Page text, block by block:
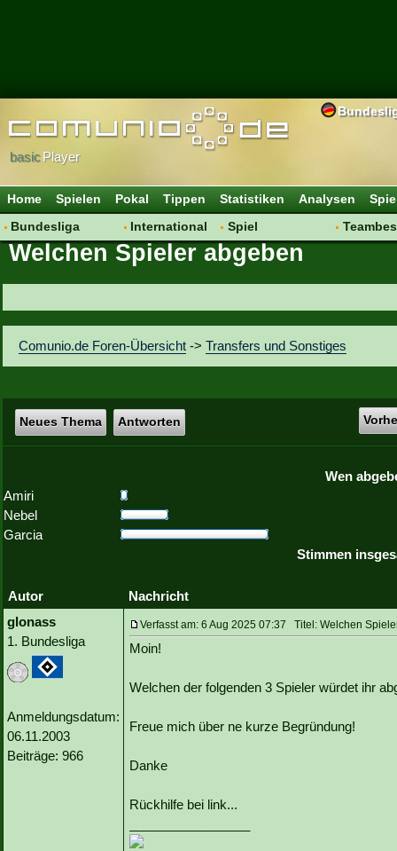
basicPlayer
Home Spielen Pokal Tippen Statistiken Analysen
Bundesliga
Hot News
Vereinsdiskussion
Vereinsfragen
International
Vereine
Spiel
Regeln & Tipps
Welchen Spieler abgeben
Comunio.de Foren-Übersicht ->Transfers und Sonstiges
Neues Thema Antworten
Wen
Amiri
Nebel
Garcia
Stimmen
Autor
Nachricht
glonass
1. Bundesliga
Anmeldungsdatum:
06.11.2003
Beiträge: 966
Verfasst am: 6 Aug 2025 07:37 Titel: Welchen
Moin!
Welchen der folgenden 3 Spieler würdet ihr
Freue mich über ne kurze Begründung!
Danke
Rückhilfe bei link...